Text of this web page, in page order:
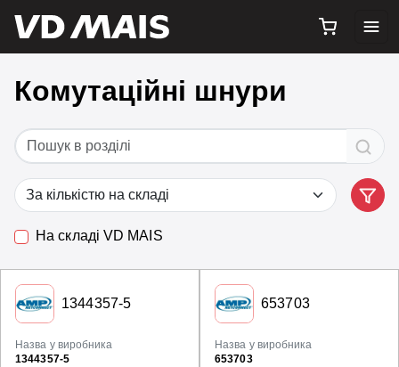
Комутаційні шнури
На складі VD MAIS
1344357-5
Назва у виробника
1344357-5
653703
Назва у виробника
653703